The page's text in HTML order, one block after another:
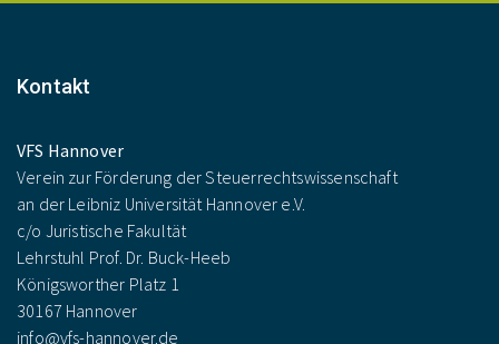
Kontakt
VFS Hannover
Verein zur Förderung der Steuerrechtswissenschaft
an der Leibniz Universität Hannover e.V.
c/o Juristische Fakultät
Lehrstuhl Prof. Dr. Buck-Heeb
Königsworther Platz 1
30167 Hannover
info@vfs-hannover.de